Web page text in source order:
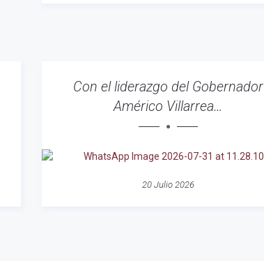
Con el liderazgo del Gobernador
Américo Villarrea…
20 Julio 2026